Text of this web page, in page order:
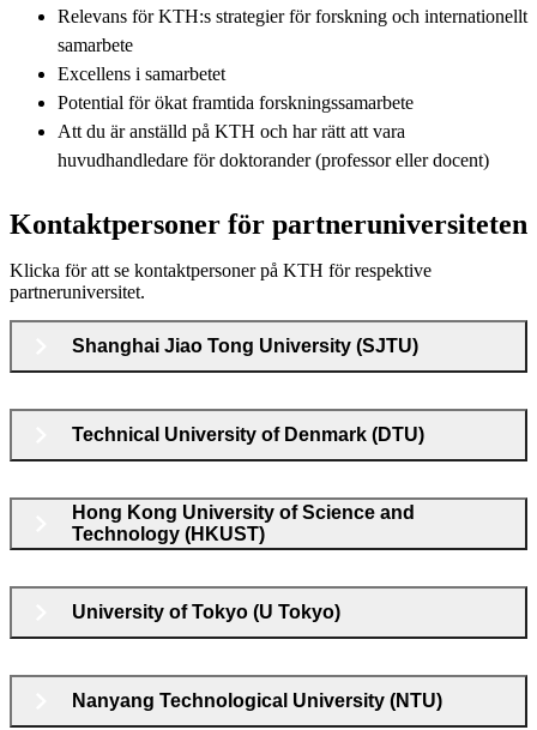
Relevans för KTH:s strategier för forskning och internationellt
samarbete
Excellens i samarbetet
Potential för ökat framtida forskningssamarbete
Att du är anställd på KTH och har rätt att vara
huvudhandledare för doktorander (professor eller docent)
Kontaktpersoner för partneruniversiteten
Klicka för att se kontaktpersoner på KTH för respektive
partneruniversitet.
Shanghai Jiao Tong University (SJTU)
Technical University of Denmark (DTU)
Hong Kong University of Science and
Technology (HKUST)
University of Tokyo (U Tokyo)
Nanyang Technological University (NTU)